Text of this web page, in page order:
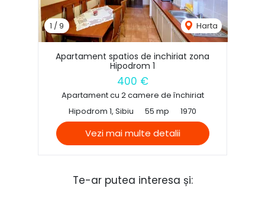
1 /9 Harta
Apartament spatios de inchiriat zona
Hipodrom 1
400 €
Apartament cu 2 camere de închiriat
Hipodrom 1, Sibiu
55 mp 1970
Vezi mai multe detalii
Te-ar putea interesa și: